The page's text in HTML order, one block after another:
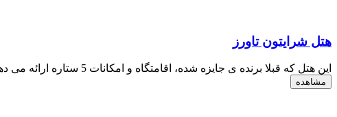
هتل شرایتون تاورز
این هتل که قبلا برنده ی جایزه شده، اقامتگاه و امکانات 5 ستاره ارائه می دهد. ایستگاه متروی Newton حد...
مشاهده